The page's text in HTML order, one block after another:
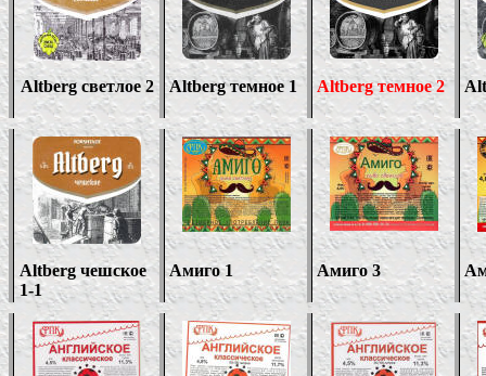
Altberg светлое2 Altbergтемное 1 Altbergтемное 2
Altberg чешское
1-1
Амиго 1 Амиго 3